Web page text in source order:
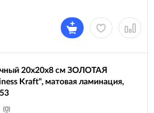
20х20х8 см ЗОЛОТАЯ
Kraft", матовая ламинация,
(0)